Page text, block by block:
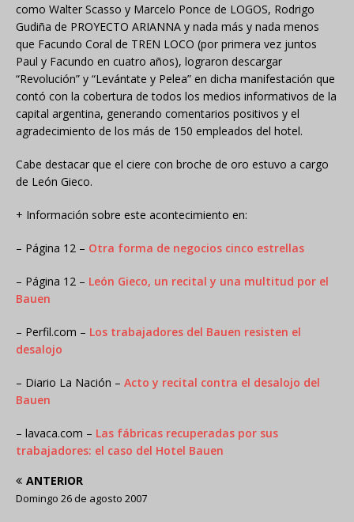
como Walter Scasso y Marcelo Ponce de LOGOS, Rodrigo
Gudiña de PROYECTO ARIANNA y nada más y nada menos
que Facundo Coral de TREN LOCO (por primera vez juntos
Paul y Facundo en cuatro años), lograron descargar
“Revolución” y “Levántate y Pelea” en dicha manifestación que
contó con la cobertura de todos los medios informativos de la
capital argentina, generando comentarios positivos y el
agradecimiento de los más de 150 empleados del hotel.
Cabe destacar que el ciere con broche de oro estuvo a cargo
de León Gieco.
+ Información sobre este acontecimiento en:
– Página 12 – Otra forma de negocios cinco estrellas
– Página 12 – León Gieco, un recital y una multitud por el
Bauen
– Perfil.com – Los trabajadores del Bauen resisten el
desalojo
– Diario La Nación – Acto y recital contra el desalojo del
Bauen
– lavaca.com – Las fábricas recuperadas por sus
trabajadores: el caso del Hotel Bauen
ANTERIOR
Domingo 26 de agosto 2007